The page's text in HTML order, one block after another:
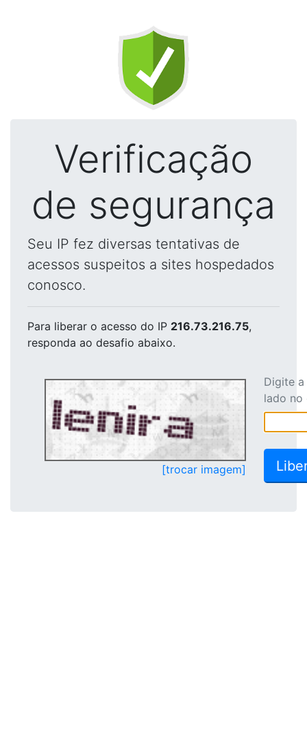
Verificação
de segurança
Seu IP fez diversas tentativas de
acessos suspeitos a sites hospedados
conosco.
Para liberar o acesso do IP 216.73.216.75,
responda ao desafio abaixo.
[trocar imagem]
Digite
lado no